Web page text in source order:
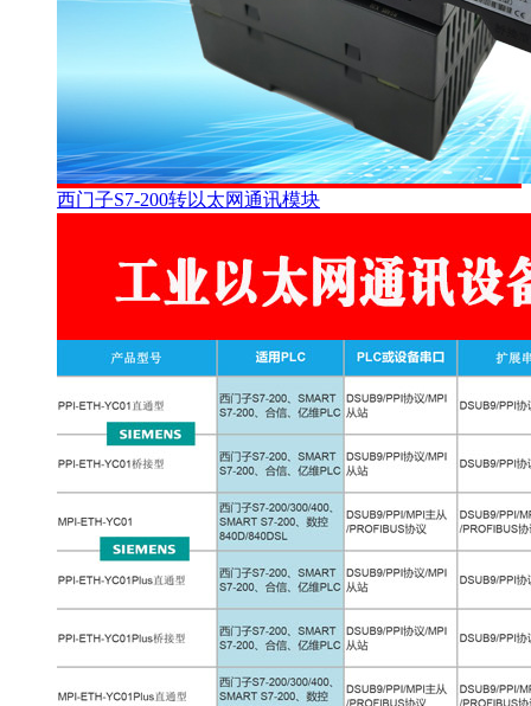
西门子S7-200转以太网通讯模块